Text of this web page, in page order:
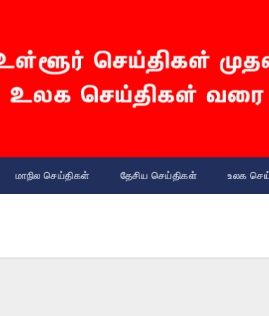
மாநில செய்திகள் தேசிய செய்திகள் உலக